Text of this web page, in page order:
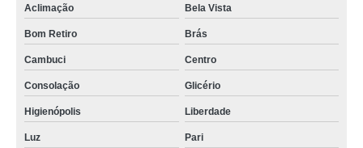
Aclimação Bela Vista
Bom Retiro Brás
Cambuci Centro
Consolação Glicério
Higienópolis Liberdade
Luz Pari